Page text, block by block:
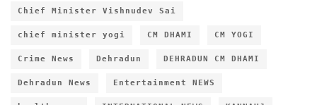
Chief Minister Vishnudev Sai
chief minister yogi CM DHAMI CM YOGI
Crime News Dehradun DEHRADUN CM DHAMI
Dehradun News Entertainment NEWS